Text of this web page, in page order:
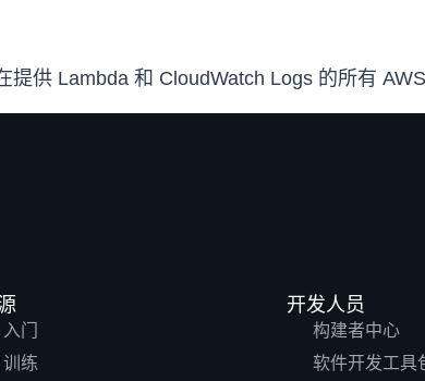
提供 Lambda 和 CloudWatch Logs 的所有
入门
训练
开发人员
构建者中心
软件开发工具